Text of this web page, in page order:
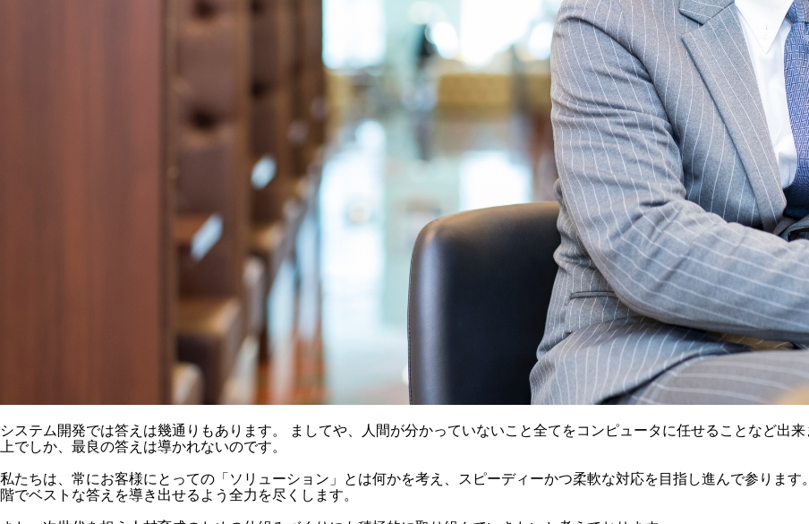
システム開発では答えは幾通りもあります。 ましてや、人間が分かっていないこと全てをコンピュータに任せることなど出
上でしか、最良の答えは導かれないのです。
私たちは、常にお客様にとっての「ソリューション」とは何かを考え、スピーディーかつ柔軟な対応を目指し進んで参りま
階でベストな答えを導き出せるよう全力を尽くします。